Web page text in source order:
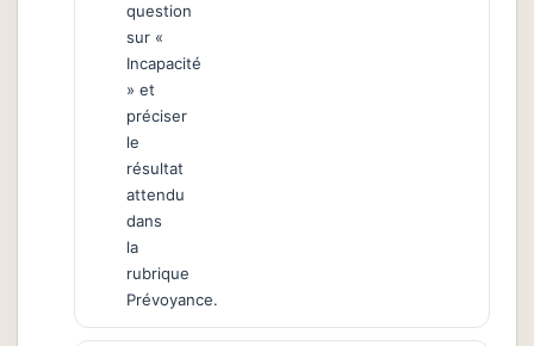
question
sur «
Incapacité
» et
préciser
le
résultat
attendu
dans
la
rubrique
Prévoyance.